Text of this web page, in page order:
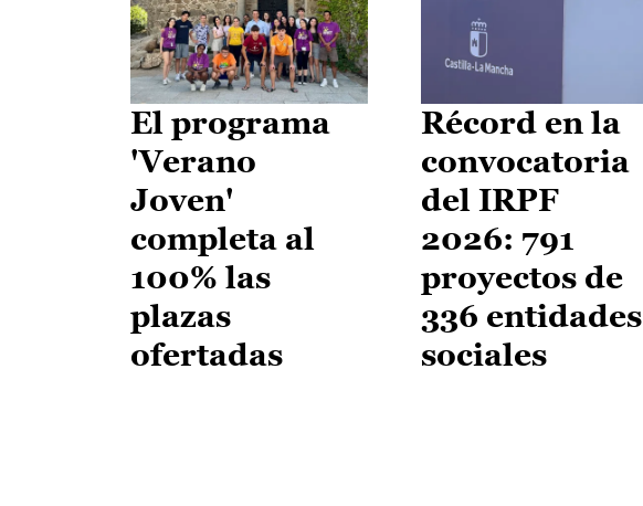
El programa
'Verano
Joven'
completa al
100% las
plazas
ofertadas
Récord en la
convocatoria
del IRPF
2026: 791
proyectos de
336 entidades
sociales